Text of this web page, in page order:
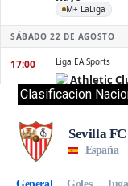
Clasificacion